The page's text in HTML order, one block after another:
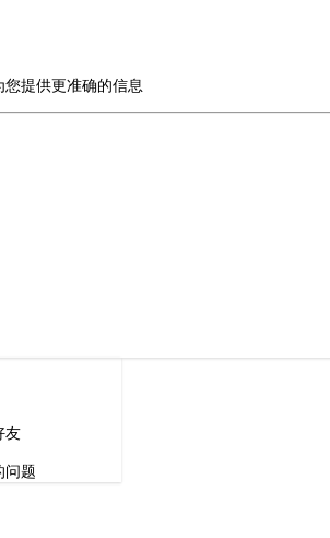
提供更准确的信息
友
问题